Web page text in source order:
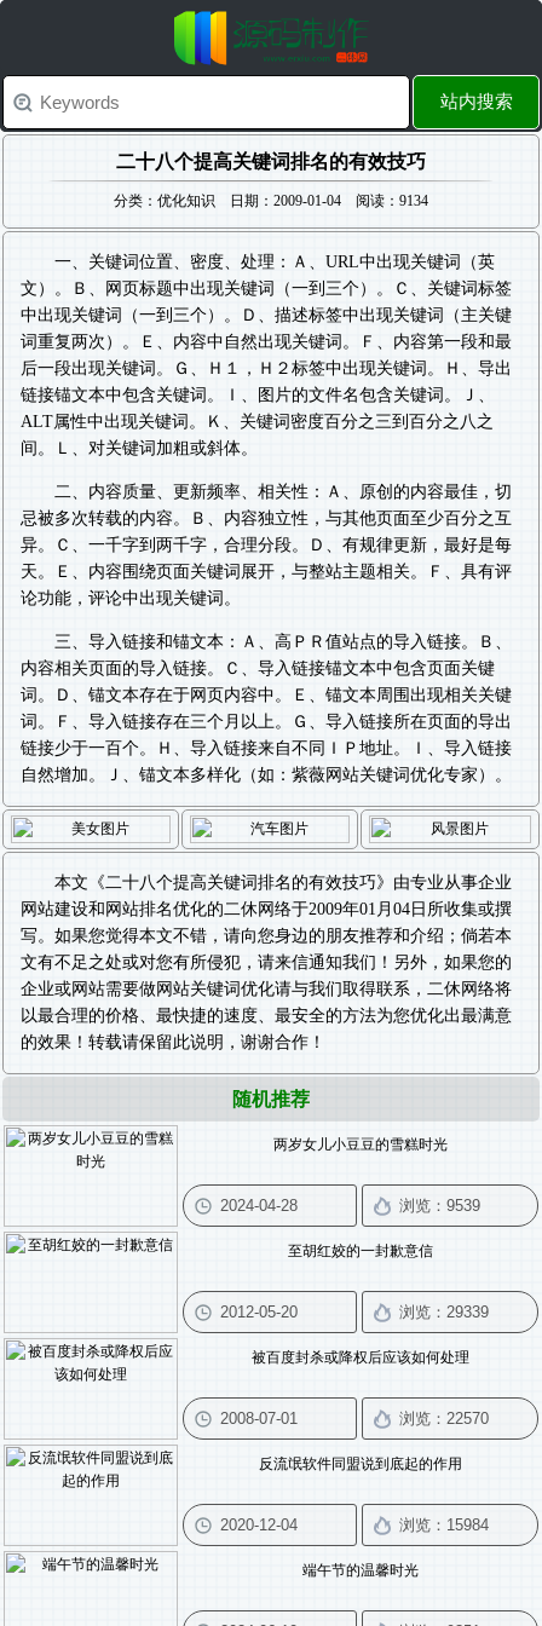
站内搜索
二十八个提高关键词排名的有效技巧
分类：优化知识 日期：2009-01-04 阅读：9134
一、关键词位置、密度、处理：Ａ、URL中出现关键词（英
文）。Ｂ、网页标题中出现关键词（一到三个）。Ｃ、关键词标签
中出现关键词（一到三个）。Ｄ、描述标签中出现关键词（主关键
词重复两次）。Ｅ、内容中自然出现关键词。Ｆ、内容第一段和最
后一段出现关键词。Ｇ、Ｈ１，Ｈ２标签中出现关键词。Ｈ、导出
链接锚文本中包含关键词。Ｉ、图片的文件名包含关键词。Ｊ、
ALT属性中出现关键词。Ｋ、关键词密度百分之三到百分之八之
间。Ｌ、对关键词加粗或斜体。
二、内容质量、更新频率、相关性：Ａ、原创的内容最佳，切
忌被多次转载的内容。Ｂ、内容独立性，与其他页面至少百分之互
异。Ｃ、一千字到两千字，合理分段。Ｄ、有规律更新，最好是每
天。Ｅ、内容围绕页面关键词展开，与整站主题相关。Ｆ、具有评
论功能，评论中出现关键词。
三、导入链接和锚文本：Ａ、高ＰＲ值站点的导入链接。Ｂ、
内容相关页面的导入链接。Ｃ、导入链接锚文本中包含页面关键
词。Ｄ、锚文本存在于网页内容中。Ｅ、锚文本周围出现相关关键
词。Ｆ、导入链接存在三个月以上。Ｇ、导入链接所在页面的导出
链接少于一百个。Ｈ、导入链接来自不同ＩＰ地址。Ｉ、导入链接
自然增加。Ｊ、锚文本多样化（如： 紫薇网站关键词优化专家）。
本文《二十八个提高关键词排名的有效技巧》由专业从事企业
网站建设和 网站排名优化的二休网络于2009年01月04日所收集或撰
写。如果您觉得本文不错，请向您身边的朋友推荐和介绍；倘若本
文有不足之处或对您有所侵犯，请来信通知我们！另外，如果您的
企业或网站需要做网站关键词优化请与我们取得联系，二休网络将
以最合理的价格、最快捷的速度、最安全的方法为您优化出最满意
的效果！转载请保留此说明，谢谢合作！
随机推荐
两岁女儿小豆豆的雪糕时光
至胡红姣的一封歉意信
被百度封杀或降权后应该如何处理
反流氓软件同盟说到底起的作用
端午节的温馨时光